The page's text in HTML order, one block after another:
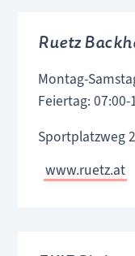
Ruetz
Montag-
Feiertag: 07:00-
Sportplatzweg
www.ruetz.at